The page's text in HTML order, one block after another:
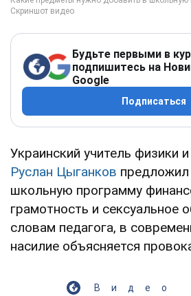
Будьте первыми в
подпишитесь на
Google
Подписаться
Украинский учитель физики
Руслан Цыганков
школьную программу
грамотность и сексуальное
словам педагога, в
насилие объясняется
Видео